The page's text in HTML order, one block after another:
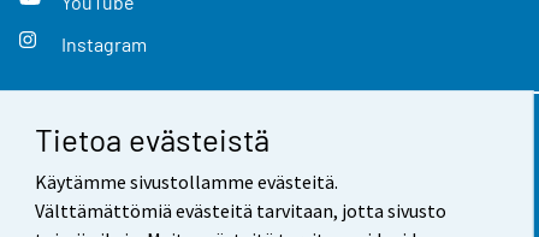
Tietoa evästeistä
Käytämme sivustollamme evästeitä.
Välttämättömiä evästeitä tarvitaan, jotta sivusto
Instagram
Yhteystiedot
Palaute